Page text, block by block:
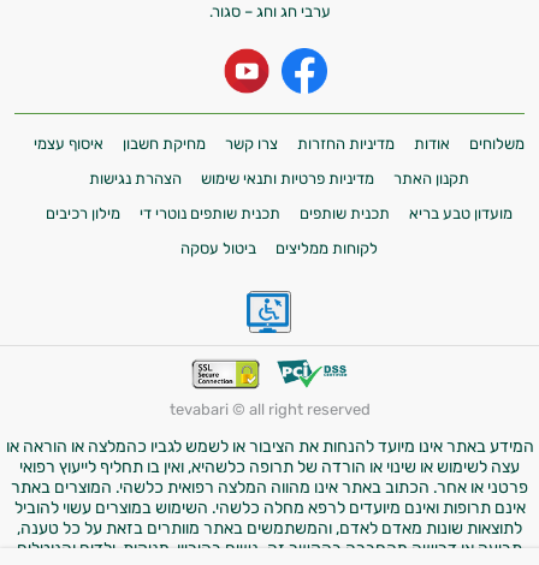
ערבי חג וחג – סגור.
משלוחים אודות מדיניות החזרות צרו קשר מחיקת חשבון
איסוף עצמי
תקנון האתר
מדיניות פרטיות ותנאי שימוש
הצהרת נגישות
מועדון טבע בריא
תכנית שותפים תכנית שותפים נוטרי די
מילון רכיבים
לקוחות ממליצים
ביטול עסקה
tevabari © all right reserved
המידע באתר אינו מיועד להנחות את הציבור או לשמש לגביו כהמלצה או הוראה או
עצה לשימוש או שינוי או הורדה של תרופה כלשהיא, ואין בו תחליף לייעוץ רפואי
פרטני או אחר. הכתוב באתר אינו מהווה המלצה רפואית כלשהי. המוצרים באתר
אינם תרופות ואינם מיועדים לרפא מחלה כלשהי. השימוש במוצרים עשוי להוביל
לתוצאות שונות מאדם לאדם, והמשתמשים באתר מוותרים בזאת על כל טענה,
תביעה או דרישה מהחברה בהקשר זה. נשים בהיריון, מניקות, ילדים והנוטלים